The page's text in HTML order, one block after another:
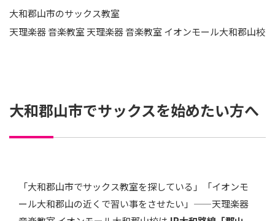
大和郡山市のサックス教室
天理楽器 音楽教室 天理楽器 音楽教室 イオンモール大和郡山校
大和郡山市でサックスを始めたい方へ
「大和郡山市でサックス教室を探している」「イオンモ
ール大和郡山の近くで習い事をさせたい」——天理楽器